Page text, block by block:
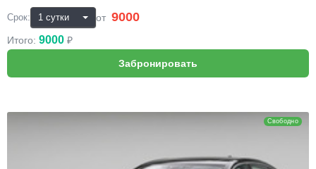
Срок: от 9000
Итого: 9000 ₽
Свободно